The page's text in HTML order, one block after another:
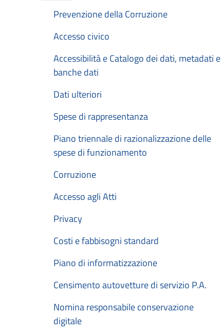
Prevenzione della Corruzione
Accesso civico
Accessibilità e Catalogo dei dati, metadati e
banche dati
Dati ulteriori
Spese di rappresentanza
Piano triennale di razionalizzazione delle
spese di funzionamento
Corruzione
Accesso agli Atti
Privacy
Costi e fabbisogni standard
Piano di informatizzazione
Censimento autovetture di servizio P.A.
Nomina responsabile conservazione
digitale